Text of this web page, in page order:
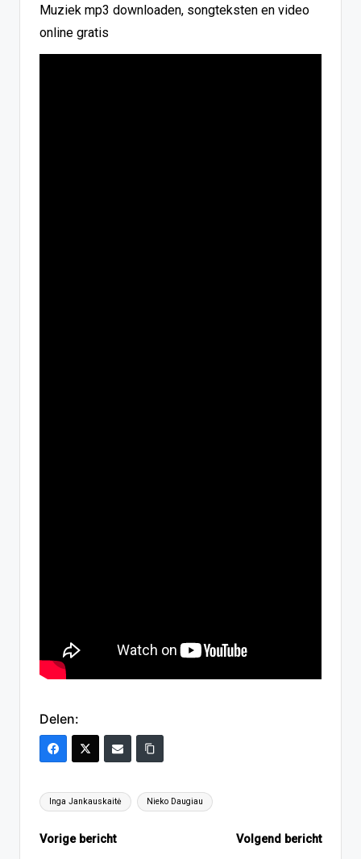
Muziek mp3 downloaden, songteksten en video
online gratis
Delen:
Tags:
Inga Jankauskaitė Nieko Daugiau
Bericht
Vorige bericht Volgend bericht